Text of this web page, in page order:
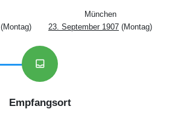
(Montag)
München
23. September 1907 (Montag)
inbox
Empfangsort